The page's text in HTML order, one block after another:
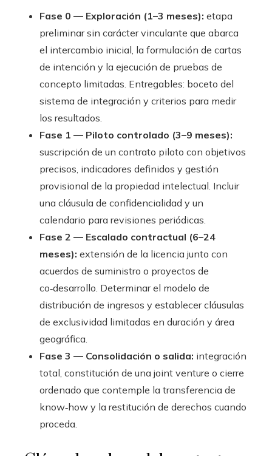
Fase 0 — Exploración (1–3 meses): etapa
preliminar sin carácter vinculante que abarca
el intercambio inicial, la formulación de cartas
de intención y la ejecución de pruebas de
concepto limitadas. Entregables: boceto del
sistema de integración y criterios para medir
los resultados.
Fase 1 — Piloto controlado (3–9 meses):
suscripción de un contrato piloto con objetivos
precisos, indicadores definidos y gestión
provisional de la propiedad intelectual. Incluir
una cláusula de confidencialidad y un
calendario para revisiones periódicas.
Fase 2 — Escalado contractual (6–24
meses): extensión de la licencia junto con
acuerdos de suministro o proyectos de
co‑desarrollo. Determinar el modelo de
distribución de ingresos y establecer cláusulas
de exclusividad limitadas en duración y área
geográfica.
Fase 3 — Consolidación o salida: integración
total, constitución de una joint venture o cierre
ordenado que contemple la transferencia de
know‑how y la restitución de derechos cuando
proceda.